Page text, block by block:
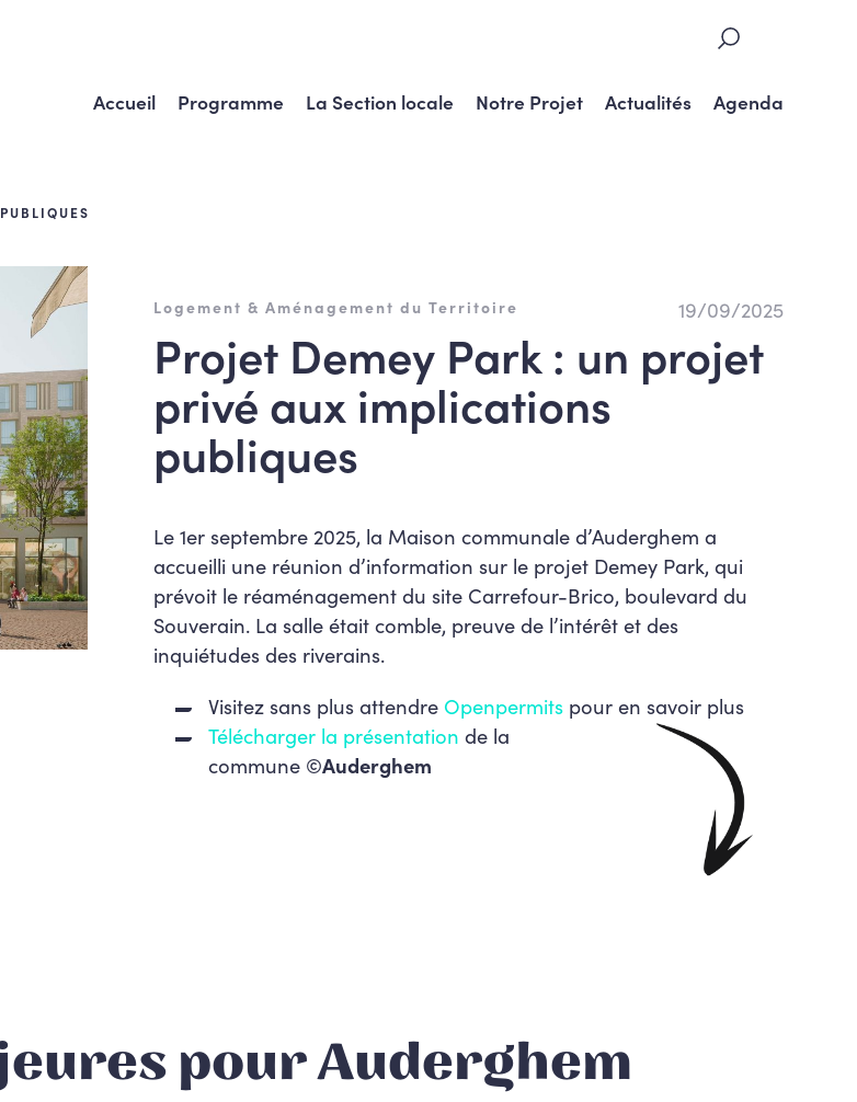
Accueil Programme La Section locale Notre Projet Actualités Agenda
19/09/2025
Logement & Aménagement du Territoire
Projet Demey Park : un projet
privé aux implications
publiques
Le 1er septembre 2025, la Maison communale d’Auderghem a
accueilli une réunion d’information sur le projet Demey Park, qui
prévoit le réaménagement du site Carrefour-Brico, boulevard du
Souverain. La salle était comble, preuve de l’intérêt et des
inquiétudes des riverains.
Visitez sans plus attendre Openpermits pour en savoir plus
Télécharger la présentation de la
commune ©Auderghem
pour Auderghem